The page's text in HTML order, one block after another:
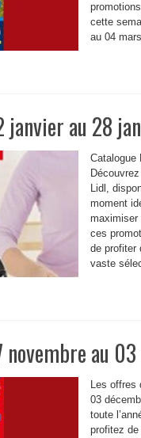
cette
au 04
janvier au 28
Catalogue
Lidl,
moment
maximiser
ces
de profiter
vaste
au
Les offres
03
toute
profitez